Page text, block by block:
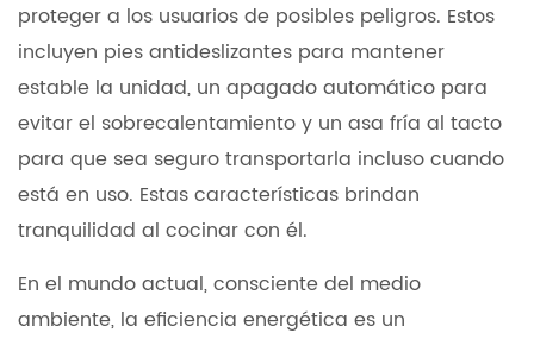
proteger a los usuarios de posibles peligros. Estos
incluyen pies antideslizantes para mantener
estable la unidad, un apagado automático para
evitar el sobrecalentamiento y un asa fría al tacto
para que sea seguro transportarla incluso cuando
está en uso. Estas características brindan
tranquilidad al cocinar con él.
En el mundo actual, consciente del medio
ambiente, la eficiencia energética es un